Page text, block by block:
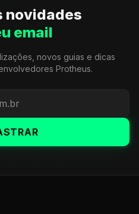
novidades
email
novos guias e dicas
Protheus.